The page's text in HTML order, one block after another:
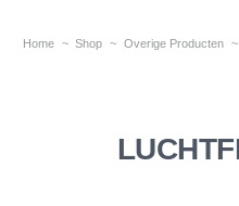
Home ~ Shop ~ Overige Producten ~